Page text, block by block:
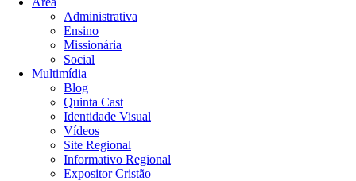
Administrativa
Ensino
Missionária
Social
Multimídia
Blog
Quinta Cast
Identidade Visual
Vídeos
Site Regional
Informativo Regional
Expositor Cristão